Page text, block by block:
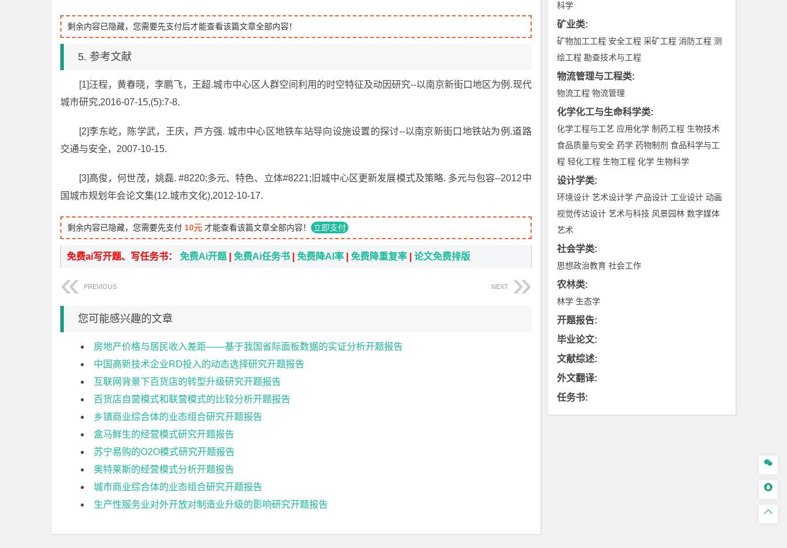
剩余内容已隐藏，您需要先支付后才能查看该篇文章全部内容！
5. 参考文献
[1]汪程，黄春晓，李鹏飞，王超.城市中心区人群空间利用的时空特征及动因研究--以南京新街口地区为例.现代
城市研究,2016-07-15,(5):7-8.
[2]李东屹，陈学武，王庆，芦方强. 城市中心区地铁车站导向设施设置的探讨--以南京新街口地铁站为例.道路
交通与安全，2007-10-15.
[3]高俊，何世茂，姚磊. #8220;多元、特色、立体#8221;旧城中心区更新发展模式及策略. 多元与包容--2012中
国城市规划年会论文集(12.城市文化),2012-10-17.
剩余内容已隐藏，您需要先支付 10元 才能查看该篇文章全部内容！ 立即支付
免费ai写开题、写任务书： 免费Ai开题 免费Ai任务书 免费降AI率 免费降重复率 论文免费排版
PREVIOUS NEXT
您可能感兴趣的文章
房地产价格与居民收入差距——基于我国省际面板数据的实证分析开题报告
中国高新技术企业RD投入的动态选择研究开题报告
互联网背景下百货店的转型升级研究开题报告
百货店自营模式和联营模式的比较分析开题报告
乡镇商业综合体的业态组合研究开题报告
盒马鲜生的经营模式研究开题报告
苏宁易购的O2O模式研究开题报告
奥特莱斯的经营模式分析开题报告
城市商业综合体的业态组合研究开题报告
生产性服务业对外开放对制造业升级的影响研究开题报告
科学
矿业类:
矿物加工工程 安全工程 采矿工程 消防工程 测
绘工程 勘查技术与工程
物流管理与工程类:
物流工程 物流管理
化学化工与生命科学类:
化学工程与工艺 应用化学 制药工程 生物技术
食品质量与安全 药学 药物制剂 食品科学与工
程 轻化工程 生物工程 化学 生物科学
设计学类:
环境设计 艺术设计学 产品设计 工业设计 动画
视觉传达设计 艺术与科技 风景园林 数字媒体
艺术
社会学类:
思想政治教育 社会工作
农林类:
林学 生态学
开题报告:
毕业论文:
文献综述:
外文翻译:
任务书:


